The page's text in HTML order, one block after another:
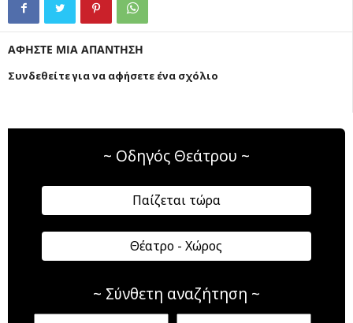
ΑΦΗΣΤΕ ΜΙΑ ΑΠΑΝΤΗΣΗ
Συνδεθείτε για να αφήσετε ένα σχόλιο
~ Οδηγός Θεάτρου ~
Παίζεται τώρα
Θέατρο - Χώρος
~ Σύνθετη αναζήτηση ~